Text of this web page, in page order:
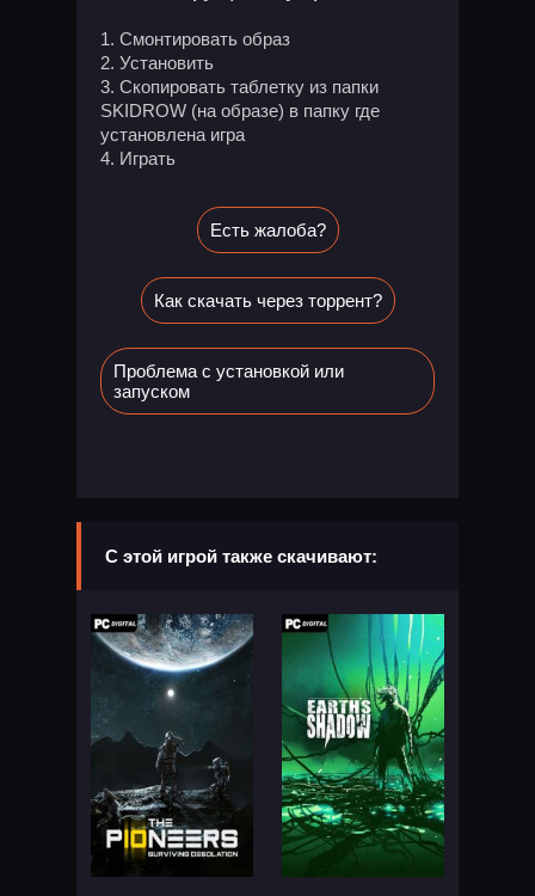
1. Смонтировать образ
2. Установить
3. Скопировать таблетку из папки
SKIDROW (на образе) в папку где
установлена игра
4. Играть
Есть жалоба?
Как скачать через торрент?
Проблема с установкой или
запуском
С этой игрой также скачивают: